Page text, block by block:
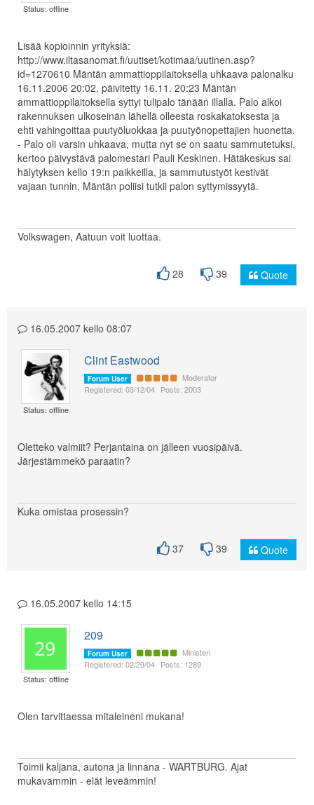
Status: offline
Lisää kopioinnin yrityksiä:
http://www.iltasanomat.fi/uutiset/kotimaa/uutinen.asp?
id=1270610 Mäntän ammattioppilaitoksella uhkaava palonalku
16.11.2006 20:02, päivitetty 16.11. 20:23 Mäntän
ammattioppilaitoksella syttyi tulipalo tänään illalla. Palo alkoi
rakennuksen ulkoseinän lähellä olleesta roskakatoksesta ja
ehti vahingoittaa puutyöluokkaa ja puutyönopettajien huonetta.
- Palo oli varsin uhkaava, mutta nyt se on saatu sammutetuksi,
kertoo päivystävä palomestari Pauli Keskinen. Hätäkeskus sai
hälytyksen kello 19:n paikkeilla, ja sammutustyöt kestivät
vajaan tunnin. Mäntän poliisi tutkii palon syttymissyytä.
Volkswagen, Aatuun voit luottaa.
28 39 Quote
16.05.2007 kello 08:07
Status: offline
Clint Eastwood
Forum User
Moderator
Registered: 03/12/04 Posts: 2003
Oletteko valmiit? Perjantaina on jälleen vuosipäivä.
Järjestämmekö paraatin?
Kuka omistaa prosessin?
37 39 Quote
16.05.2007 kello 14:15
Status: offline
209
Forum User
Ministeri
Registered: 02/20/04 Posts: 1289
Olen tarvittaessa mitaleineni mukana!
Toimii kaljana, autona ja linnana - WARTBURG. Ajat
mukavammin - elät leveämmin!